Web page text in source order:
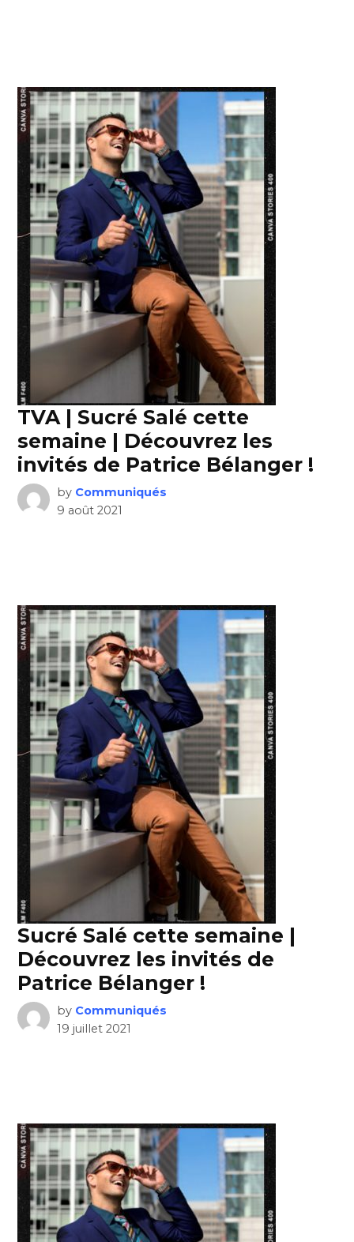
TVA | Sucré Salé cette
semaine | Découvrez les
invités de Patrice Bélanger !
by Communiqués
9 août 2021
Sucré Salé cette semaine |
Découvrez les invités de
Patrice Bélanger !
by Communiqués
19 juillet 2021